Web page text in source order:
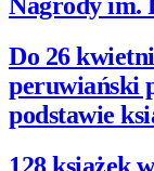
Do 26
peruwiański
podstawie
128 książek